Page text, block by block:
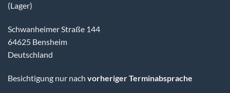
(Lager)
Schwanheimer Straße 144
64625 Bensheim
Deutschland
Besichtigung nur nach vorheriger Terminabsprache